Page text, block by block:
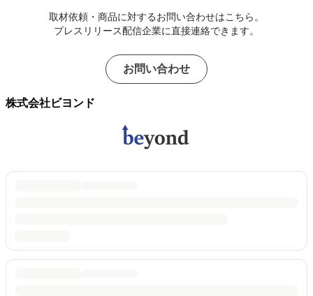
取材依頼・商品に対するお問い合わせはこちら。
プレスリリース配信企業に直接連絡できます。
お問い合わせ
株式会社ビヨンド